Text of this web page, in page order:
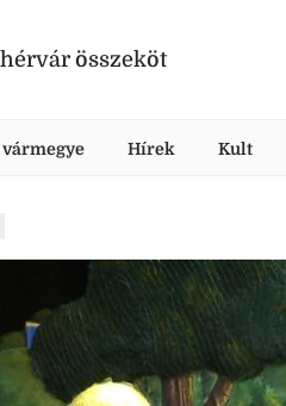
összeköt
Hírek Kult